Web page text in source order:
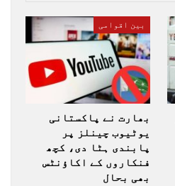
بین اقوامی
بھارت نے پاکستانی
یوٹیوب چینلز پر
پابندی ہٹا دی، کچھ
فنکاروں کے اکاؤنٹس
بھی بحال